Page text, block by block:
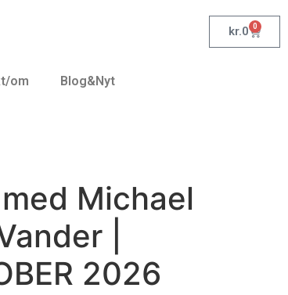
kr.0 0
om Blog&Nyt
Michael
|
2026